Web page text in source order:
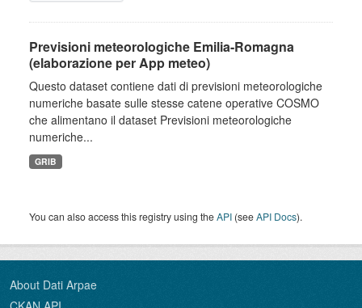
Previsioni meteorologiche Emilia-Romagna
(elaborazione per App meteo)
Questo dataset contiene dati di previsioni meteorologiche
numeriche basate sulle stesse catene operative COSMO
che alimentano il dataset Previsioni meteorologiche
numeriche...
GRIB
You can also access this registry using theAPI (seeAPI Docs).
About Dati Arpae